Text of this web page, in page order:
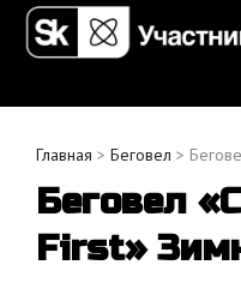
Главная > Беговел >
Беговел
First»